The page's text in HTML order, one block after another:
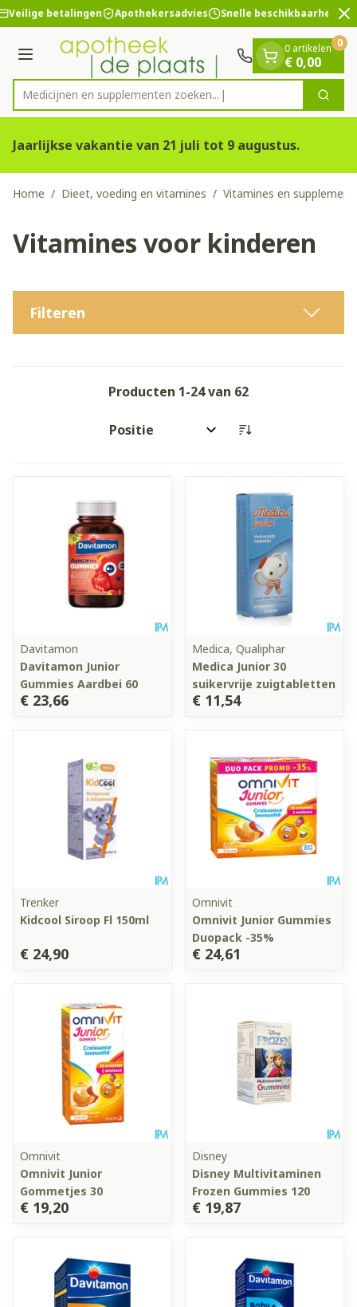
Ga naar de inhoud
2 van 2
Veilige betalingen Apothekersadvies Snelle beschikbaarheid
Menu
Product, merk, categorie...
Medicijnen en supplement Zoek
0 artikelen
€ 0,00
0
Jaarlijkse vakantie van 21 juli tot 9 augustus.
Home / Dieet, voeding en vitamines / Vitamines en
Vitamines voor kinderen
Filteren
Producten 1-24van 62
Sorteer op:
Davitamon
Davitamon Junior
Gummies Aardbei 60
€ 23,66
Medica, Qualiphar
Medica Junior 30
suikervrije zuigtabletten
€ 11,54
Trenker
Kidcool Siroop Fl 150ml
€ 24,90
Omnivit
Omnivit Junior Gummies
Duopack -35%
€ 24,61
Omnivit
Omnivit Junior
Gommetjes 30
€ 19,20
Disney
Disney Multivitaminen
Frozen Gummies 120
€ 19,87